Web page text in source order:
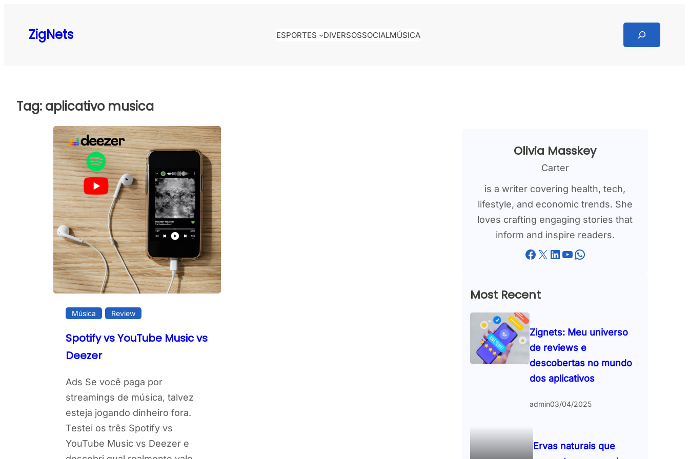
ZigNets ESPORTES DIVERSOSSOCIALMÚSICA
Search
Tag: aplicativo musica
Música Review
Spotify vs YouTube Music vs
Deezer
Ads Se você paga por
streamings de música, talvez
esteja jogando dinheiro fora.
Testei os três Spotify vs
YouTube Music vs Deezer e
Olivia Masskey
Carter
is a writer covering health, tech,
lifestyle, and economic trends. She
loves crafting engaging stories that
inform and inspire readers.
Facebook X LinkedIn YouTube WhatsApp
Most Recent
Zignets: Meu universo
de reviews e
descobertas no mundo
dos aplicativos
admin03/04/2025
Ervas naturais que